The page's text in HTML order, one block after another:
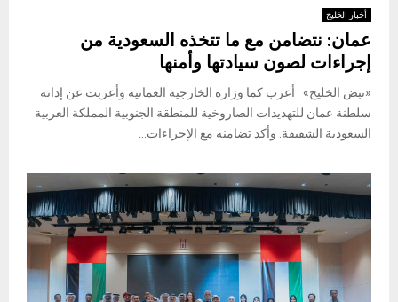
أخبار الخليج
عمان: نتضامن مع ما تتخذه السعودية من
إجراءات لصون سيادتها وأمنها
«نبض الخليج» أعرب كما وزارة الخارجية العمانية وأعربت عن إدانة
سلطنة عمان للتهديدات الصاروخية للمنطقة الجنوبية المملكة العربية
السعودية الشقيقة. وأكد تضامنه مع الإجراءات...